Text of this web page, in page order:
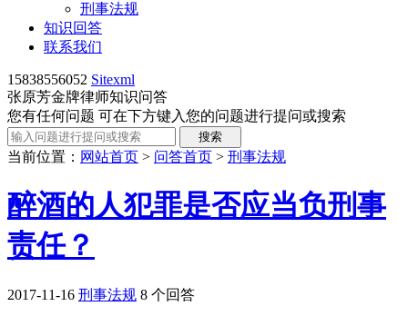
刑事法规
知识回答
联系我们
15838556052 Sitexml
张原芳金牌律师知识问答
您有任何问题 可在下方键入您的问题进行提问或搜索
当前位置： 网站首页 > 问答首页 > 刑事法规
醉酒的人犯罪是否应当负刑事
责任？
2017-11-16 刑事法规 8 个回答